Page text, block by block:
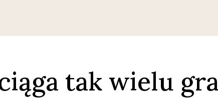
tak wielu